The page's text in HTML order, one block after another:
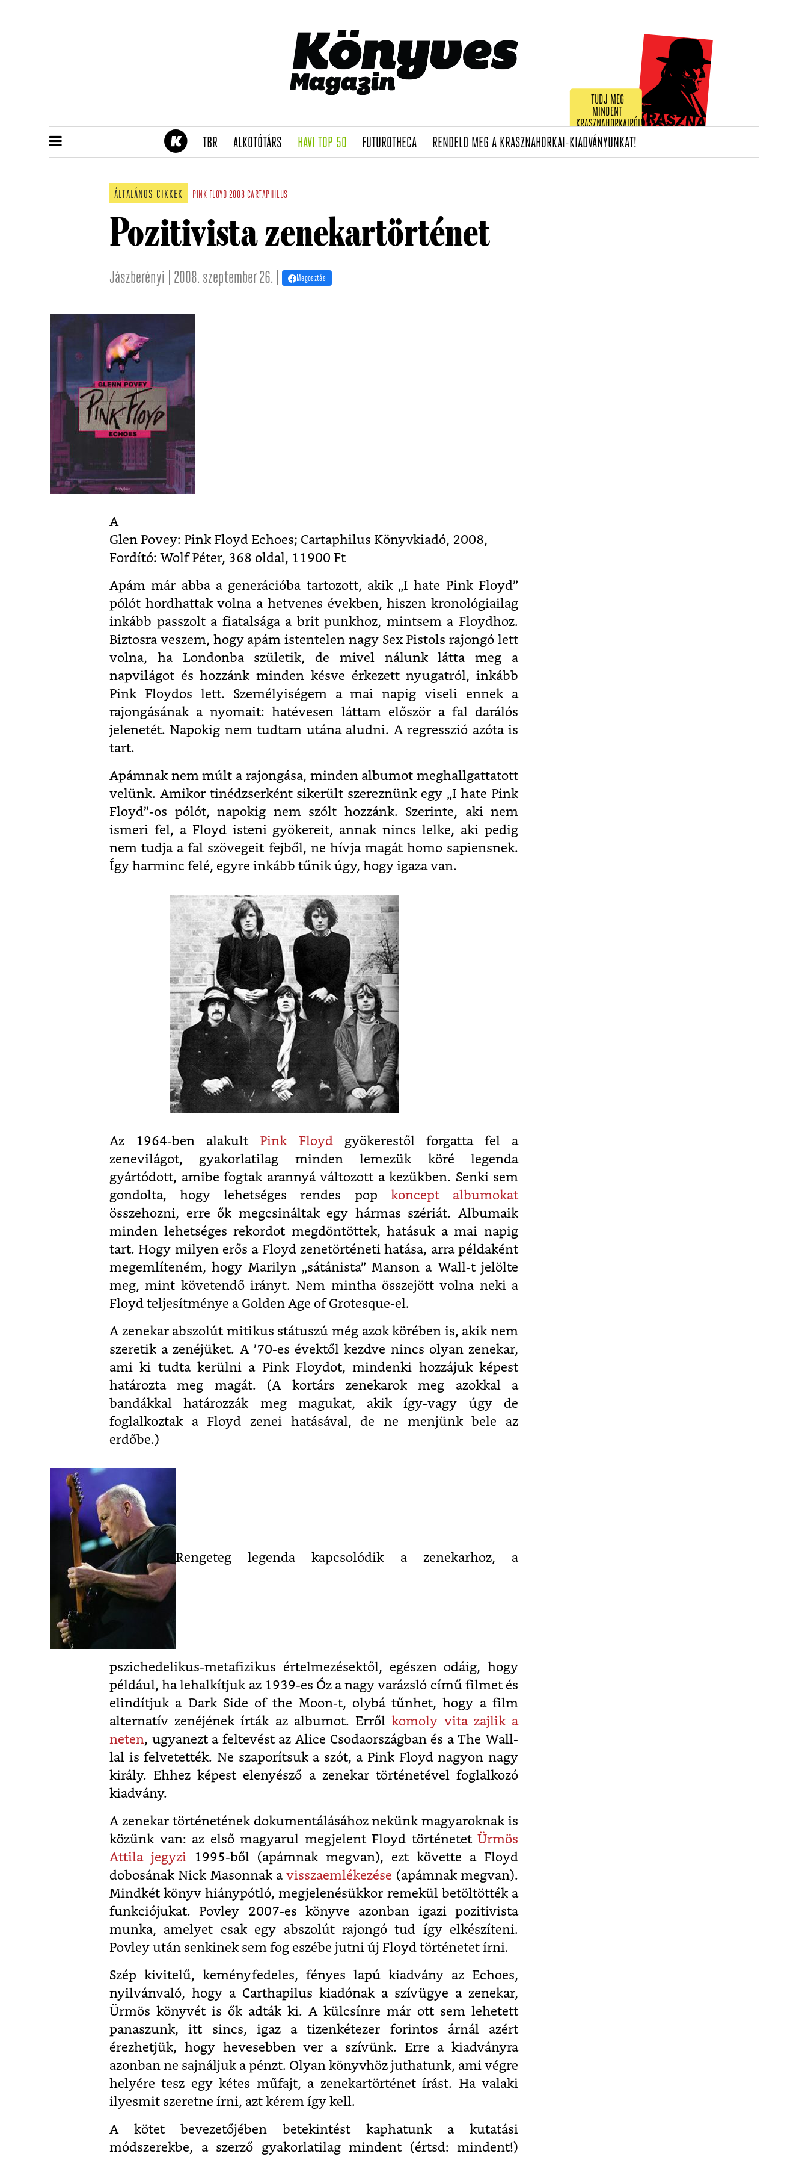
TUDJ MEG
MINDENT
KRASZNAHORKAIRÓL!
TBR(CURRENT)
ALKOTÓTÁRS(CURRENT)
HAVI TOP 50(CURRENT)
FUTUROTHECA(CURRENT)
RENDELD MEG A KRASZNAHORKAI-KIADVÁNYUNKAT!(CURRENT)
ÁLTALÁNOS CIKKEK PINK FLOYD 2008 CARTAPHILUS
Pozitivista zenekartörténet
Jászberényi | 2008. szeptember 26. | Megosztás
A
Glen Povey: Pink Floyd Echoes; Cartaphilus Könyvkiadó, 2008,
Fordító: Wolf Péter, 368 oldal, 11900 Ft
Apám már abba a generációba tartozott, akik „I hate Pink Floyd”
pólót hordhattak volna a hetvenes években, hiszen kronológiailag
inkább passzolt a fiatalsága a brit punkhoz, mintsem a Floydhoz.
Biztosra veszem, hogy apám istentelen nagy Sex Pistols rajongó lett
volna, ha Londonba születik, de mivel nálunk látta meg a
napvilágot és hozzánk minden késve érkezett nyugatról, inkább
Pink Floydos lett. Személyiségem a mai napig viseli ennek a
rajongásának a nyomait: hatévesen láttam először a fal darálós
jelenetét. Napokig nem tudtam utána aludni. A regresszió azóta is
tart.
Apámnak nem múlt a rajongása, minden albumot meghallgattatott
velünk. Amikor tinédzserként sikerült szereznünk egy „I hate Pink
Floyd”-os pólót, napokig nem szólt hozzánk. Szerinte, aki nem
ismeri fel, a Floyd isteni gyökereit, annak nincs lelke, aki pedig
nem tudja a fal szövegeit fejből, ne hívja magát homo sapiensnek.
Így harminc felé, egyre inkább tűnik úgy, hogy igaza van.
Az 1964-ben alakult Pink Floydgyökerestől forgatta fel a
zenevilágot, gyakorlatilag minden lemezük köré legenda
gyártódott, amibe fogtak arannyá változott a kezükben. Senki sem
gondolta, hogy lehetséges rendes pop koncept albumokat
összehozni, erre ők megcsináltak egy hármas szériát. Albumaik
minden lehetséges rekordot megdöntöttek, hatásuk a mai napig
tart. Hogy milyen erős a Floyd zenetörténeti hatása, arra példaként
megemlíteném, hogy Marilyn „sátánista” Manson a Wall-t jelölte
meg, mint követendő irányt. Nem mintha összejött volna neki a
Floyd teljesítménye a Golden Age of Grotesque-el.
A zenekar abszolút mitikus státuszú még azok körében is, akik nem
szeretik a zenéjüket. A ’70-es évektől kezdve nincs olyan zenekar,
ami ki tudta kerülni a Pink Floydot, mindenki hozzájuk képest
határozta meg magát. (A kortárs zenekarok meg azokkal a
bandákkal határozzák meg magukat, akik így-vagy úgy de
foglalkoztak a Floyd zenei hatásával, de ne menjünk bele az
erdőbe.)
Rengeteg legenda kapcsolódik a zenekarhoz, a
pszichedelikus-metafizikus értelmezésektől, egészen odáig, hogy
például, ha lehalkítjuk az 1939-es Óz a nagy varázsló című filmet és
elindítjuk a Dark Side of the Moon-t, olybá tűnhet, hogy a film
alternatív zenéjének írták az albumot. Erről komoly vita zajlik a
neten, ugyanezt a feltevést az Alice Csodaországban és a The Wall-
lal is felvetették. Ne szaporítsuk a szót, a Pink Floyd nagyon nagy
király. Ehhez képest elenyésző a zenekar történetével foglalkozó
kiadvány.
A zenekar történetének dokumentálásához nekünk magyaroknak is
közünk van: az első magyarul megjelent Floyd történetet Ürmös
Attila jegyzi 1995-ből (apámnak megvan), ezt követte a Floyd
dobosának Nick Masonnak avisszaemlékezése (apámnak megvan).
Mindkét könyv hiánypótló, megjelenésükkor remekül betöltötték a
funkciójukat. Povley 2007-es könyve azonban igazi pozitivista
munka, amelyet csak egy abszolút rajongó tud így elkészíteni.
Povley után senkinek sem fog eszébe jutni új Floyd történetet írni.
Szép kivitelű, keményfedeles, fényes lapú kiadvány az Echoes,
nyilvánvaló, hogy a Carthapilus kiadónak a szívügye a zenekar,
Ürmös könyvét is ők adták ki. A külcsínre már ott sem lehetett
panaszunk, itt sincs, igaz a tizenkétezer forintos árnál azért
érezhetjük, hogy hevesebben ver a szívünk. Erre a kiadványra
azonban ne sajnáljuk a pénzt. Olyan könyvhöz juthatunk, ami végre
helyére tesz egy kétes műfajt, a zenekartörténet írást. Ha valaki
ilyesmit szeretne írni, azt kérem így kell.
A kötet bevezetőjében betekintést kaphatunk a kutatási
módszerekbe, a szerző gyakorlatilag mindent (értsd: mindent!)